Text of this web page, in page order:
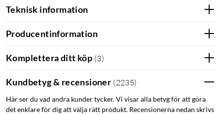
Kabel för iPhone XR
Kabel för iPhone 11 Pro Kabel för iPhone 11 Pro Max
Kabel för iPhone 12 Kabel för iPhone 12 Pro
Kabel för iPhone 12 Pro Max Kabel för iPhone 12 Mini
Kabel för iPhone 13 Kabel för iPhone 13 Pro
Teknisk information
Producentinformation
Komplettera ditt köp (3)
Kundbetyg & recensioner (2235)
Här ser du vad andra kunder tycker. Vi visar alla betyg för att göra
det enklare för dig att välja rätt produkt. Recensionerna nedan skrivs